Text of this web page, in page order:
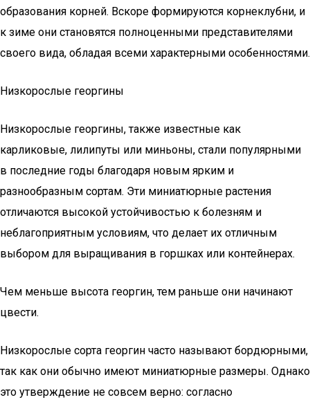
образования корней. Вскоре формируются корнеклубни, и
к зиме они становятся полноценными представителями
своего вида, обладая всеми характерными особенностями.
Низкорослые георгины
Низкорослые георгины, также известные как
карликовые, лилипуты или миньоны, стали популярными
в последние годы благодаря новым ярким и
разнообразным сортам. Эти миниатюрные растения
отличаются высокой устойчивостью к болезням и
неблагоприятным условиям, что делает их отличным
выбором для выращивания в горшках или контейнерах.
Чем меньше высота георгин, тем раньше они начинают
цвести.
Низкорослые сорта георгин часто называют бордюрными,
так как они обычно имеют миниатюрные размеры. Однако
это утверждение не совсем верно: согласно